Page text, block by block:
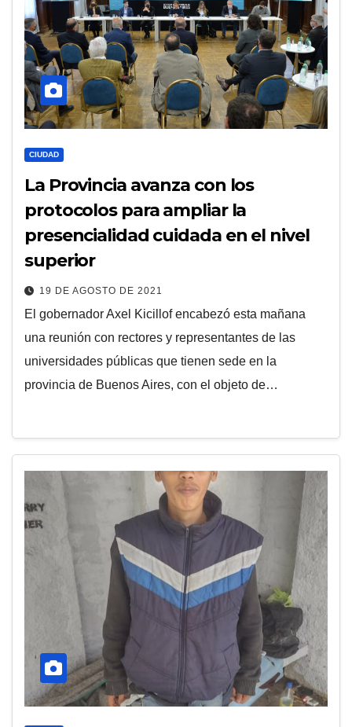
CIUDAD
La Provincia avanza con los
protocolos para ampliar la
presencialidad cuidada en el nivel
superior
19 DE AGOSTO DE 2021
El gobernador Axel Kicillof encabezó esta mañana
una reunión con rectores y representantes de las
universidades públicas que tienen sede en la
provincia de Buenos Aires, con el objeto de…